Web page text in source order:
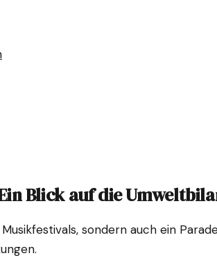
Blick auf die
sondern auch ein